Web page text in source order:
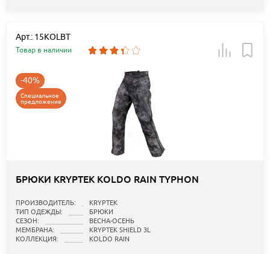
Арт.: 15KOLBT
Товар в наличии
-40%
Специальное
предложение
БРЮКИ KRYPTEK KOLDO RAIN TYPHON
ПРОИЗВОДИТЕЛЬ:
KRYPTEK
ТИП ОДЕЖДЫ:
БРЮКИ
СЕЗОН:
ВЕСНА-ОСЕНЬ
МЕМБРАНА:
KRYPTEK SHIELD 3L
КОЛЛЕКЦИЯ:
KOLDO RAIN